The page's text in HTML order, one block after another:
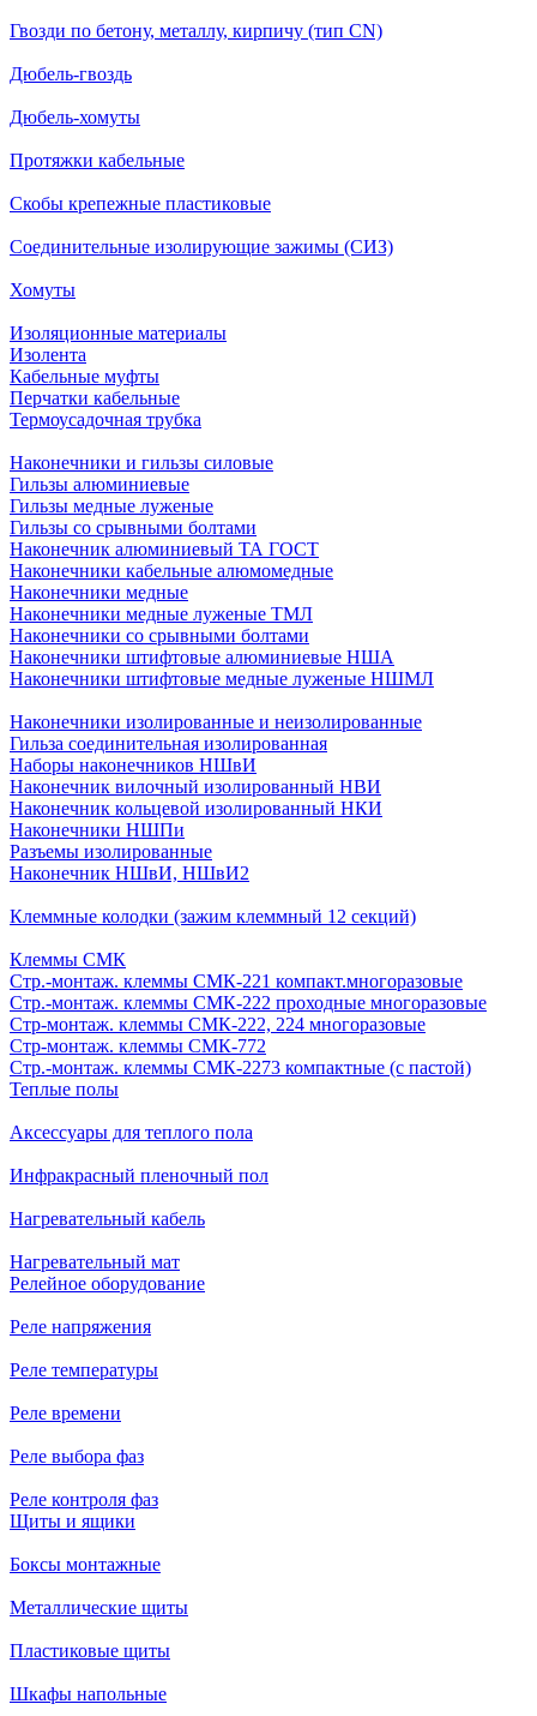
Гвозди по бетону, металлу, кирпичу (тип CN)
Дюбель-гвоздь
Дюбель-хомуты
Протяжки кабельные
Скобы крепежные пластиковые
Соединительные изолирующие зажимы (СИЗ)
Хомуты
Изоляционные материалы
Изолента
Кабельные муфты
Перчатки кабельные
Термоусадочная трубка
Наконечники и гильзы силовые
Гильзы алюминиевые
Гильзы медные луженые
Гильзы со срывными болтами
Наконечник алюминиевый ТА ГОСТ
Наконечники кабельные алюмомедные
Наконечники медные
Наконечники медные луженые ТМЛ
Наконечники со срывными болтами
Наконечники штифтовые алюминиевые НША
Наконечники штифтовые медные луженые НШМЛ
Наконечники изолированные и неизолированные
Гильза соединительная изолированная
Наборы наконечников НШвИ
Наконечник вилочный изолированный НВИ
Наконечник кольцевой изолированный НКИ
Наконечники НШПи
Разъемы изолированные
Наконечник НШвИ, НШвИ2
Клеммные колодки (зажим клеммный 12 секций)
Клеммы СМК
Стр.-монтаж. клеммы СМК-221 компакт.многоразовые
Стр.-монтаж. клеммы СМК-222 проходные многоразовые
Стр-монтаж. клеммы СМК-222, 224 многоразовые
Стр-монтаж. клеммы СМК-772
Стр.-монтаж. клеммы СМК-2273 компактные (с пастой)
Теплые полы
Аксессуары для теплого пола
Инфракрасный пленочный пол
Нагревательный кабель
Нагревательный мат
Релейное оборудование
Реле напряжения
Реле температуры
Реле времени
Реле выбора фаз
Реле контроля фаз
Щиты и ящики
Боксы монтажные
Металлические щиты
Пластиковые щиты
Шкафы напольные